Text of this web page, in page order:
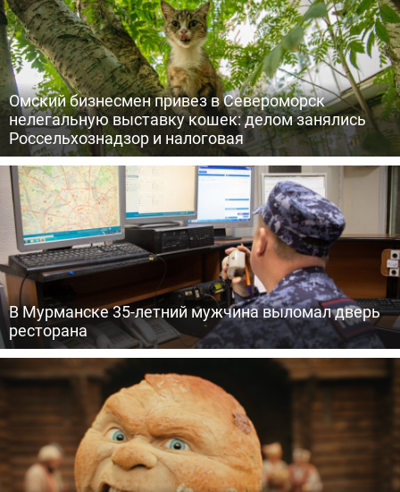
Омский бизнесмен привез в Североморск
нелегальную выставку кошек: делом занялись
Россельхознадзор и налоговая
В Мурманске 35-летний мужчина выломал дверь
ресторана